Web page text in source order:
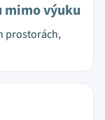
mimo výuku
prostorách,